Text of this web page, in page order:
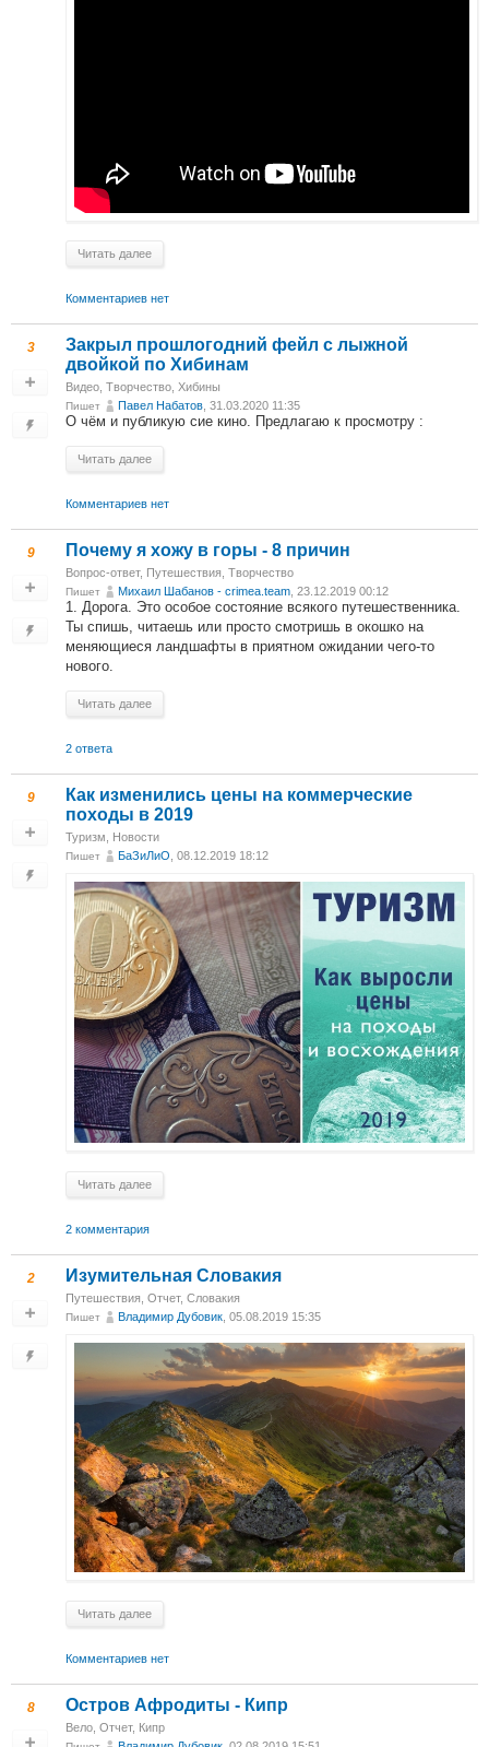
Читать далее
Комментариев нет
3
Закрыл прошлогодний фейл с лыжной
двойкой по Хибинам
Видео Творчество Хибины
Пишет Павел Набатов , 31.03.2020 11:35
О чём и публикую сие кино. Предлагаю к просмотру :
Читать далее
Комментариев нет
9 Почему я хожу в горы - 8 причин
Вопрос-ответ, Путешествия Творчество
Пишет Михаил Шабанов - crimea.team , 23.12.2019 00:12
1. Дорога. Это особое состояние всякого путешественника.
Ты спишь, читаешь или просто смотришь в окошко на
меняющиеся ландшафты в приятном ожидании чего-то
нового.
Читать далее
2 ответа
9
Как изменились цены на коммерческие
походы в 2019
Туризм Новости
Пишет БаЗиЛиО , 08.12.2019 18:12
Читать далее
2 комментария
2 Изумительная Словакия
Путешествия Отчет, Словакия
Пишет Владимир Дубовик , 05.08.2019 15:35
Читать далее
Комментариев нет
8 Остров Афродиты - Кипр
Вело Отчет, Кипр